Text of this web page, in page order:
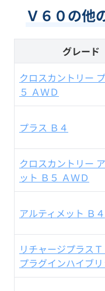
Ｖ６０の他
グレード
クロスカントリー
５ ＡＷＤ
プラス Ｂ４
クロスカントリー
ット Ｂ５ ＡＷＤ
アルティメット Ｂ４
リチャージプラス
プラグインハイブ